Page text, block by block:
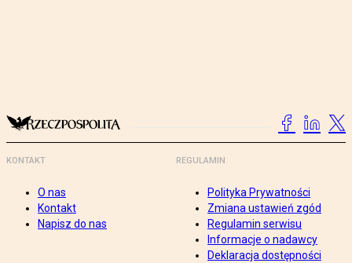
KONTAKT
O nas
Kontakt
Napisz do nas
REGULAMIN
Polityka Prywatności
Zmiana ustawień zgód
Regulamin serwisu
Informacje o nadawcy
Deklaracja dostępności